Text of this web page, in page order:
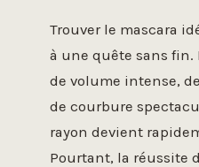
Trouver le mascara
à une quête sans fin.
de volume intense,
de courbure
rayon devient
Pourtant, la réussite